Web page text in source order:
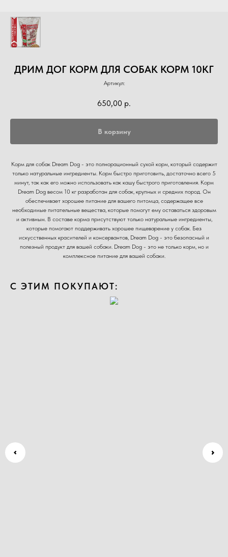
ДРИМ ДОГ КОРМ ДЛЯ СОБАК КОРМ 10КГ
Артикул:
650,00 р.
В корзину
Корм для собак Dream Dog - это полнорационный сухой корм, который содержит
только натуральные ингредиенты. Корм быстро приготовить, достаточно всего 5
минут, так как его можно использовать как кашу быстрого приготовления. Корм
Dream Dog весом 10 кг разработан для собак, крупных и средних пород. Он
обеспечивает хорошее питание для вашего питомца, содержащее все
необходимые питательные вещества, которые помогут ему оставаться здоровым
и активным. В составе корма присутствуют только натуральные ингредиенты,
которые помогают поддерживать хорошее пищеварение у собак. Без
искусственных красителей и консервантов, Dream Dog - это безопасный и
полезный продукт для вашей собаки. Dream Dog - это не только корм, но и
комплексное питание для вашей собаки.
С ЭТИМ ПОКУПАЮТ: